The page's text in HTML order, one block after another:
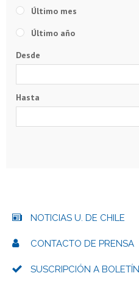
Último mes
Último año
Desde
Hasta
NOTICIAS U. DE CHILE
CONTACTO DE PRENSA
SUSCRIPCIÓN A BOLETÍN